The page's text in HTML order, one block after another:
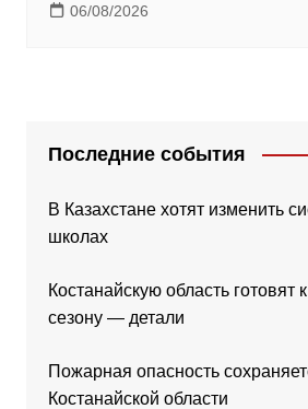
06/08/2026
Последние события
В Казахстане хотят изменить
школах
Костанайскую область готовят
сезону — детали
Пожарная опасность
Костанайской области